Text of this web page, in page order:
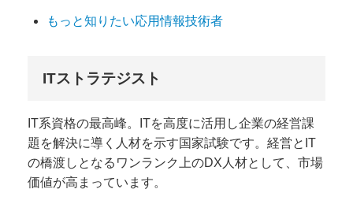
もっと知りたい応用情報技術者
ITストラテジスト
IT系資格の最高峰。ITを高度に活用し企業の経営課
題を解決に導く人材を示す国家試験です。経営とIT
の橋渡しとなるワンランク上のDX人材として、市場
価値が高まっています。